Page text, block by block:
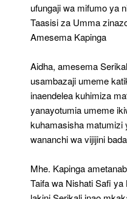
ufungaji wa mifumo ya
Taasisi za Umma
Amesema Kapinga
Aidha, amesema
usambazaji umeme
inaendelea kuhimiza
yanayotumia umeme
kuhamasisha matumizi
wananchi wa vijijini
Mhe. Kapinga
Taifa wa Nishati Safi